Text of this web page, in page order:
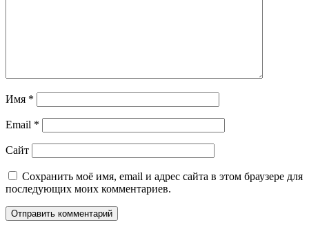
Имя *
Email *
Сайт
Сохранить моё имя, email и адрес сайта в этом браузере для
последующих моих комментариев.